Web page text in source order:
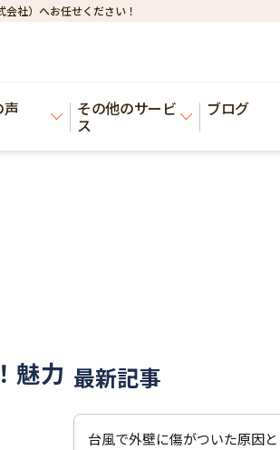
社）へお任せください！
声 その他のサービ
ス
ブログ
魅力 最新記事
台風で外壁に傷がついた原因と